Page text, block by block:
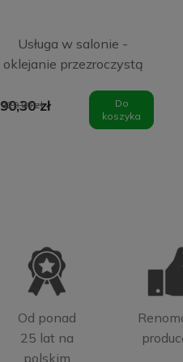
Usługa w salonie -
oklejanie przezroczystą
PanzerGlass - ekran
smartfona
90,30 zł
129,00 zł
Do
koszyka
Od ponad
25 lat na
polskim